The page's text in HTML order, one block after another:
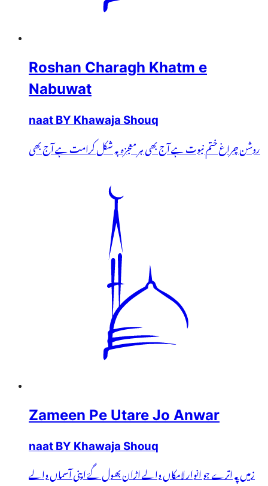
Roshan Charagh Khatm e
Nabuwat
naat BY Khawaja Shouq
روشن چراغ ختم نبوت ہے آج بھی ہر معجزہ بہ شکل کرامت ہے آج بھی
Zameen Pe Utare Jo Anwar
naat BY Khawaja Shouq
زمیں پہ اترے جو انوار لامکاں والے اڑان بھول گۓ اپنی آسماں والے